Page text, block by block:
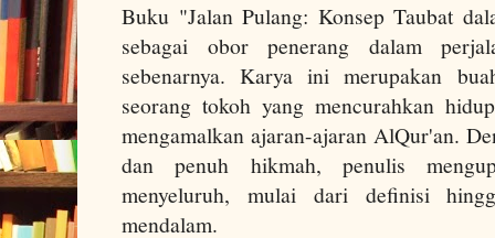
Buku "Jalan Pulang: Konsep Taubat
sebagai obor penerang dalam
sebenarnya. Karya ini merupakan
seorang tokoh yang mencurahkan
mengamalkan ajaran-ajaran AlQur'an.
dan penuh hikmah, penulis
menyeluruh, mulai dari definisi
mendalam.